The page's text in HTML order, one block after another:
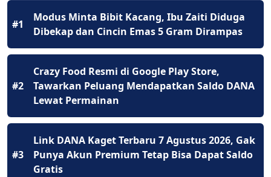
#1
Modus Minta Bibit Kacang, Ibu Zaiti Diduga
Dibekap dan Cincin Emas 5 Gram Dirampas
#2
Crazy Food Resmi di Google Play Store,
Tawarkan Peluang Mendapatkan Saldo DANA
Lewat Permainan
#3
Link DANA Kaget Terbaru 7 Agustus 2026, Gak
Punya Akun Premium Tetap Bisa Dapat Saldo
Gratis